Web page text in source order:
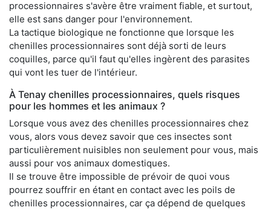
processionnaires s'avère être vraiment fiable, et surtout,
elle est sans danger pour l'environnement.
La tactique biologique ne fonctionne que lorsque les
chenilles processionnaires sont déjà sorti de leurs
coquilles, parce qu'il faut qu'elles ingèrent des parasites
qui vont les tuer de l'intérieur.
À Tenay chenilles processionnaires, quels risques
pour les hommes et les animaux ?
Lorsque vous avez des chenilles processionnaires chez
vous, alors vous devez savoir que ces insectes sont
particulièrement nuisibles non seulement pour vous, mais
aussi pour vos animaux domestiques.
Il se trouve être impossible de prévoir de quoi vous
pourrez souffrir en étant en contact avec les poils de
chenilles processionnaires, car ça dépend de quelques